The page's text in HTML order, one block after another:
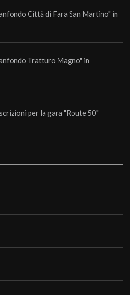
Città di Fara San Martino" in
Tratturo Magno" in
per la gara "Route 50"